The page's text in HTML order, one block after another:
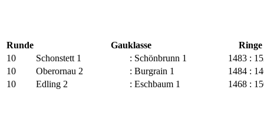
Runde Gauklasse
Ringe
10
Schonstett 1 : Schönbrunn 1 1483 :
10
Oberornau 2 : Burgrain 1 1484 :
10
Edling 2 : Eschbaum 1 1468 :